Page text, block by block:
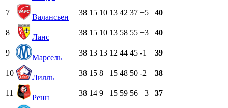
7
Валансьен
38 15 10 13 42 37 +5 40
8
Ланс
38 15 10 13 58 55 +3 40
9
Марсель
38 13 13 12 44 45 -1 39
10
Лилль
38 15 8 15 48 50 -2 38
11
Ренн
38 14 9 15 59 56 +3 37